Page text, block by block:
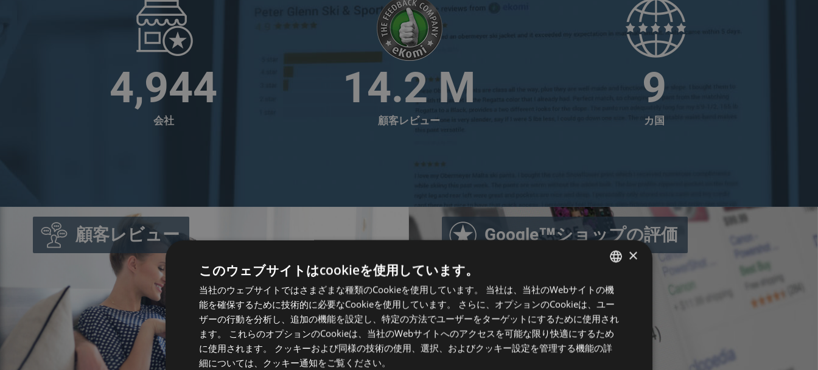
8,212
会社
23.6M
顧客レビュー
15
カ国
顧客レビュー Google™ショップの評価
ENGLISH
DUTCH
FRENCH
GERMAN
×
このウェブサイトはcookieを使用しています。
当社のウェブサイトではさまざまな種類のCookieを使用しています。 当社は、当社のWebサイトの機
能を確保するために技術的に必要なCookieを使用しています。 さらに、オプションのCookieは、ユー
ザーの行動を分析し、追加の機能を設定し、特定の方法でユーザーをターゲットにするために使用され
ます。 これらのオプションのCookieは、当社のWebサイトへのアクセスを可能な限り快適にするため
に使用されます。 クッキーおよび同様の技術の使用、選択、およびクッキー設定を管理する機能の詳
細については、クッキー通知をご覧ください。